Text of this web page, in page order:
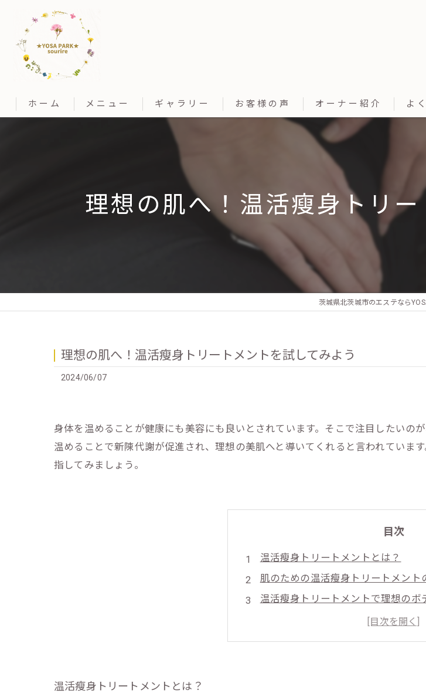
ホーム メニュー ギャラリー お客様の声 オーナー紹介 よ
理想の肌へ！温活瘦身トリ
茨城県北茨城市のエステなら
理想の肌へ！温活瘦身トリートメントを試してみよう
2024/06/07
身体を温めることが健康にも美容にも良いとされています。そこで注目したいの
温めることで新陳代謝が促進され、理想の美肌へと導いてくれると言われていま
指してみましょう。
目次
温活瘦身トリートメントとは？
肌のための温活瘦身トリートメント
温活瘦身トリートメントで理想のボ
温活瘦身トリートメントでストレス
自宅でも簡単にできるおすすめの温
温活瘦身トリートメントとは？